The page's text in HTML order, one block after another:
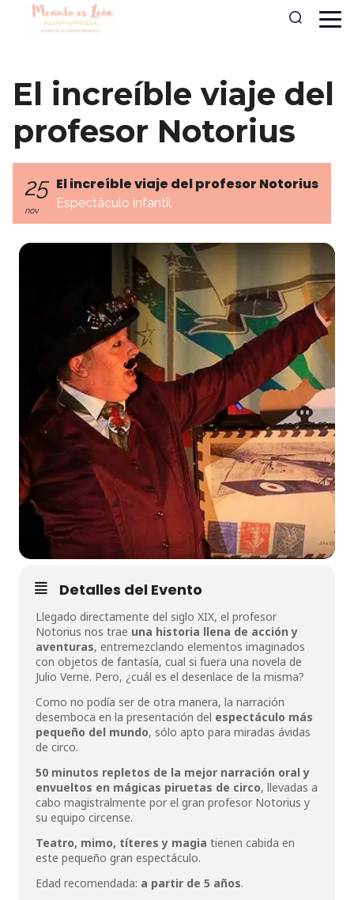
El increíble viaje del
profesor Notorius
25
nov
El increíble viaje del profesor Notorius
Espectáculo infantil
Detalles del Evento
Llegado directamente del siglo XIX, el profesor
Notorius nos trae una historia llena de acción y
aventuras, entremezclando elementos imaginados
con objetos de fantasía, cual si fuera una novela de
Julio Verne. Pero, ¿cuál es el desenlace de la misma?
Como no podía ser de otra manera, la narración
desemboca en la presentación del espectáculo más
pequeño del mundo, sólo apto para miradas ávidas
de circo.
50 minutos repletos de la mejor narración oral y
envueltos en mágicas piruetas de circo, llevadas a
cabo magistralmente por el gran profesor Notorius y
su equipo circense.
Teatro, mimo, títeres y magia tienen cabida en
este pequeño gran espectáculo.
Edad recomendada: a partir de 5 años.